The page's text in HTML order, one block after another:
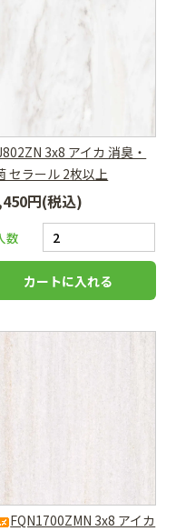
3x8 アイカ 消臭・
セラール 2枚以上
円(税込)
数
FQN1700ZMN 3x8 アイカ